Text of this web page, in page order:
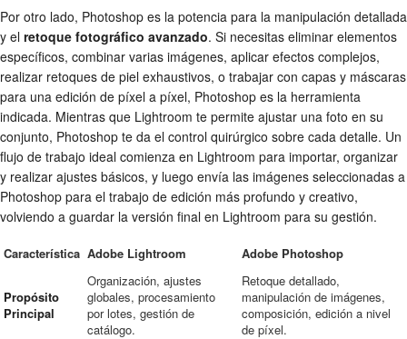
Por otro lado, Photoshop es la potencia para la manipulación detallada
y el retoque fotográfico avanzado. Si necesitas eliminar elementos
específicos, combinar varias imágenes, aplicar efectos complejos,
realizar retoques de piel exhaustivos, o trabajar con capas y máscaras
para una edición de píxel a píxel, Photoshop es la herramienta
indicada. Mientras que Lightroom te permite ajustar una foto en su
conjunto, Photoshop te da el control quirúrgico sobre cada detalle. Un
flujo de trabajo ideal comienza en Lightroom para importar, organizar
y realizar ajustes básicos, y luego envía las imágenes seleccionadas a
Photoshop para el trabajo de edición más profundo y creativo,
volviendo a guardar la versión final en Lightroom para su gestión.
Característica Adobe Lightroom Adobe Photoshop
Propósito
Principal
Organización, ajustes
globales, procesamiento
por lotes, gestión de
catálogo.
Retoque detallado,
manipulación de imágenes,
composición, edición a nivel
de píxel.